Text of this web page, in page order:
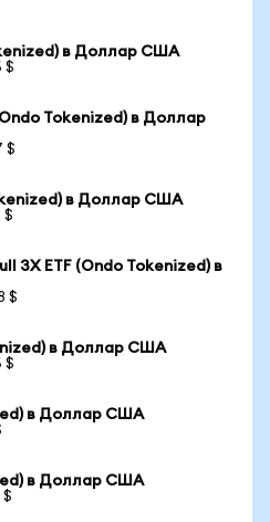
в Доллар США
$
Tokenized) в Доллар
$
в Доллар США
$
3X ETF (Ondo Tokenized) в
$
в Доллар США
$
в Доллар США
в Доллар США
$